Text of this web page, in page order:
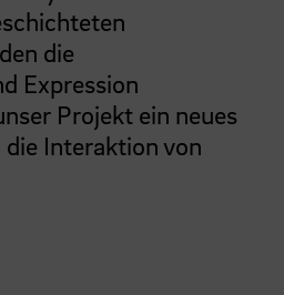
die
Expression
Projekt ein neues
Interaktion von